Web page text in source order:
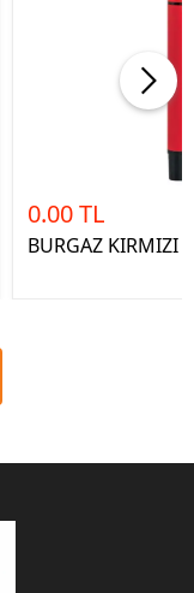
0.00 TL
BURGAZ KIRMIZI